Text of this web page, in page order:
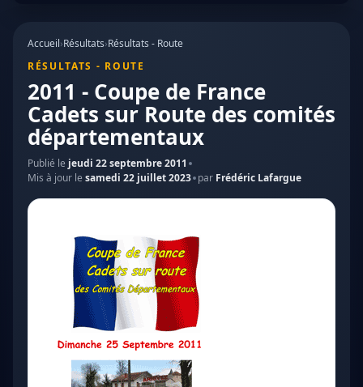
Accueil›Résultats›Résultats - Route
RÉSULTATS - ROUTE
2011 - Coupe de France
Cadets sur Route des comités
départementaux
Publié le jeudi 22 septembre 2011
Mis à jour le samedi 22 juillet 2023 par Frédéric Lafargue